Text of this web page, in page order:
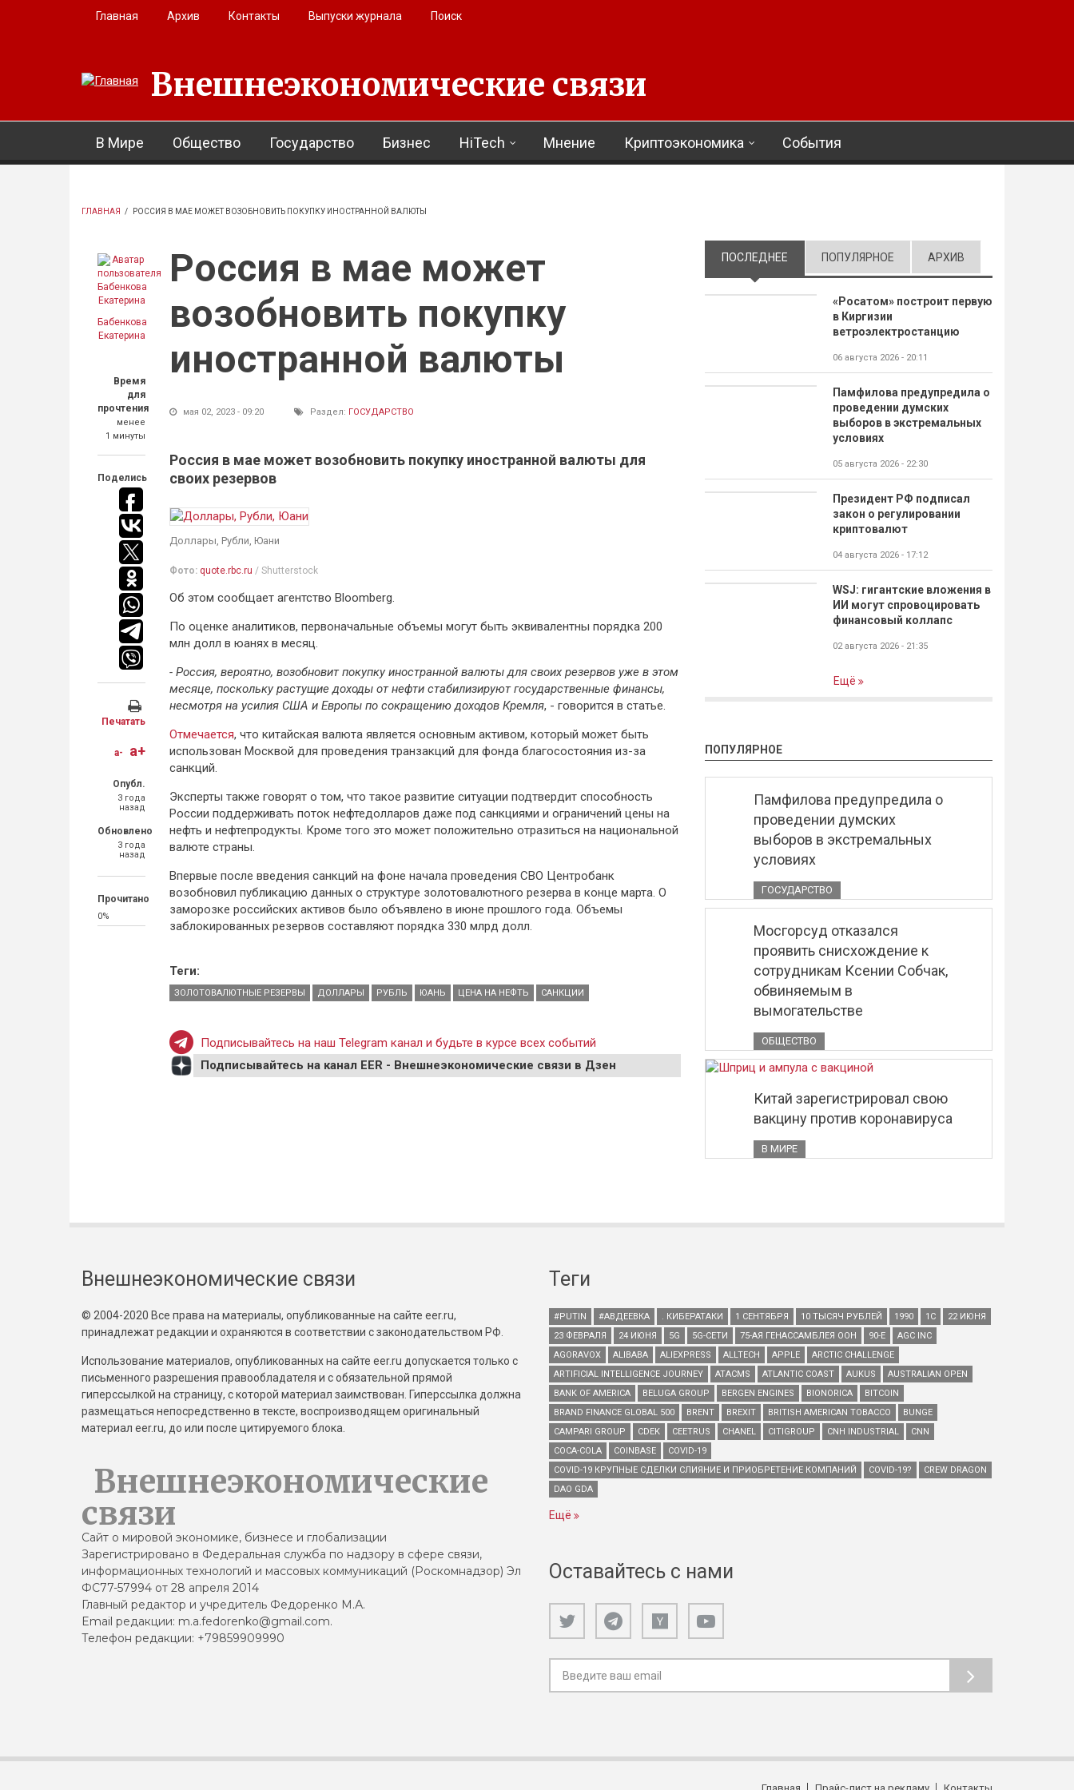
Перейти к основному содержанию
Главная Архив Контакты Выпуски журнала Поиск
Внешнеэкономические связи
В Мире Общество Государство Бизнес HiTech Мнение Криптоэкономика События
ГЛАВНАЯ / РОССИЯ В МАЕ МОЖЕТ ВОЗОБНОВИТЬ ПОКУПКУ ИНОСТРАННОЙ ВАЛЮТЫ
Бабенкова
Екатерина
Время
для
прочтения
менее
1 минуты
Поделись
Печатать
a- a+
Опубл.
3 года
назад
Обновлено
3 года
назад
Прочитано
0%
Россия в мае может
возобновить покупку
иностранной валюты
мая 02, 2023 - 09:20 Раздел: ГОСУДАРСТВО
Россия в мае может возобновить покупку иностранной валюты для
своих резервов
Доллары, Рубли, Юани
Фото: quote.rbc.ru / Shutterstock
Об этом сообщает агентство Bloomberg.
По оценке аналитиков, первоначальные объемы могут быть эквивалентны порядка 200
млн долл в юанях в месяц.
- Россия, вероятно, возобновит покупку иностранной валюты для своих резервов уже в этом
месяце, поскольку растущие доходы от нефти стабилизируют государственные финансы,
несмотря на усилия США и Европы по сокращению доходов Кремля, - говорится в статье.
Отмечается, что китайская валюта является основным активом, который может быть
использован Москвой для проведения транзакций для фонда благосостояния из-за
санкций.
Эксперты также говорят о том, что такое развитие ситуации подтвердит способность
России поддерживать поток нефтедолларов даже под санкциями и ограничений цены на
нефть и нефтепродукты. Кроме того это может положительно отразиться на национальной
валюте страны.
Впервые после введения санкций на фоне начала проведения СВО Центробанк
возобновил публикацию данных о структуре золотовалютного резерва в конце марта. О
заморозке российских активов было объявлено в июне прошлого года. Объемы
заблокированных резервов составляют порядка 330 млрд долл.
Теги:
ЗОЛОТОВАЛЮТНЫЕ РЕЗЕРВЫ ДОЛЛАРЫ РУБЛЬ ЮАНЬ ЦЕНА НА НЕФТЬ САНКЦИИ
Подписывайтесь на наш Telegram канал и будьте в курсе всех событий
Подписывайтесь на канал EER - Внешнеэкономические связи в Дзен
ПОСЛЕДНЕЕ (АКТИВНАЯ ВКЛАДКА)
ПОПУЛЯРНОЕ АРХИВ
«Росатом» построит первую
в Киргизии
ветроэлектростанцию
06 августа 2026 - 20:11
Памфилова предупредила о
проведении думских
выборов в экстремальных
условиях
05 августа 2026 - 22:30
Президент РФ подписал
закон о регулировании
криптовалют
04 августа 2026 - 17:12
WSJ: гигантские вложения в
ИИ могут спровоцировать
финансовый коллапс
02 августа 2026 - 21:35
Ещё
ПОПУЛЯРНОЕ
Памфилова предупредила о
проведении думских
выборов в экстремальных
условиях
ГОСУДАРСТВО
Мосгорсуд отказался
проявить снисхождение к
сотрудникам Ксении Собчак,
обвиняемым в
вымогательстве
ОБЩЕСТВО
Китай зарегистрировал свою
вакцину против коронавируса
В МИРЕ
Внешнеэкономические связи
© 2004-2020 Все права на материалы, опубликованные на сайте eer.ru,
принадлежат редакции и охраняются в соответствии с законодательством РФ.
Использование материалов, опубликованных на сайте eer.ru допускается только с
письменного разрешения правообладателя и с обязательной прямой
гиперссылкой на страницу, с которой материал заимствован. Гиперссылка должна
размещаться непосредственно в тексте, воспроизводящем оригинальный
материал eer.ru, до или после цитируемого блока.
Внешнеэкономические
связи
Сайт о мировой экономике, бизнесе и глобализации
Зарегистрировано в Федеральная служба по надзору в сфере связи,
информационных технологий и массовых коммуникаций (Роскомнадзор) Эл
ФС77-57994 от 28 апреля 2014
Главный редактор и учредитель Федоренко М.А.
Email редакции: m.a.fedorenko@gmail.com.
Телефон редакции: +79859909990
Теги
#PUTIN #АВДЕЕВКА . КИБЕРАТАКИ 1 СЕНТЯБРЯ 10 ТЫСЯЧ РУБЛЕЙ 1990 1С
22 ИЮНЯ
23 ФЕВРАЛЯ
24 ИЮНЯ 5G 5G-СЕТИ 75-АЯ ГЕНАССАМБЛЕЯ ООН 90-Е
AGC INC
AGORAVOX
ALIBABA ALIEXPRESS ALLTECH APPLE
ARCTIC CHALLENGE
ARTIFICIAL INTELLIGENCE JOURNEY
ATACMS ATLANTIC COAST AUKUS
AUSTRALIAN OPEN
BANK OF AMERICA
BELUGA GROUP BERGEN ENGINES BIONORICA
BITCOIN
BRAND FINANCE GLOBAL 500
BRENT BREXIT BRITISH AMERICAN TOBACCO
BUNGE
CAMPARI GROUP
CDEK CEETRUS CHANEL CITIGROUP CNH INDUSTRIAL
CNN
COCA-COLA
COINBASE
COVID-19
COVID-19 КРУПНЫЕ СДЕЛКИ СЛИЯНИЕ И ПРИОБРЕТЕНИЕ КОМПАНИЙ
COVID-19?
CREW DRAGON
DAO GDA
Ещё
Оставайтесь с нами